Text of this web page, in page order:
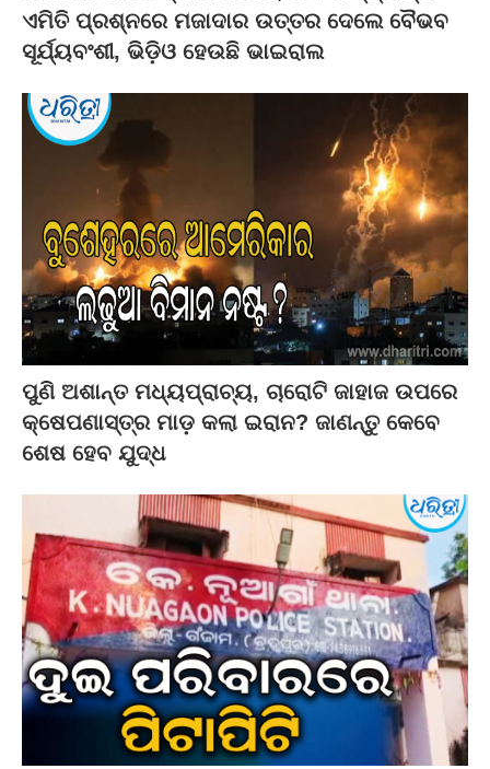
ଏମିତି ପ୍ରଶ୍ନରେ ମଜାଦାର ଉତ୍ତର ଦେଲେ ବୈଭବ
ସୂର୍ଯ୍ୟବଂଶୀ, ଭିଡ଼ିଓ ହେଉଛି ଭାଇରାଲ
ପୁଣି ଅଶାନ୍ତ ମଧ୍ୟପ୍ରାଚ୍ୟ, ଚାରୋଟି ଜାହାଜ ଉପରେ
କ୍ଷେପଣାସ୍ତ୍ର ମାଡ଼ କଲା ଇରାନ? ଜାଣନ୍ତୁ କେବେ
ଶେଷ ହେବ ଯୁଦ୍ଧ